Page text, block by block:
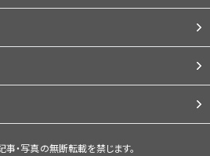
・写真の無断転載を禁じます。